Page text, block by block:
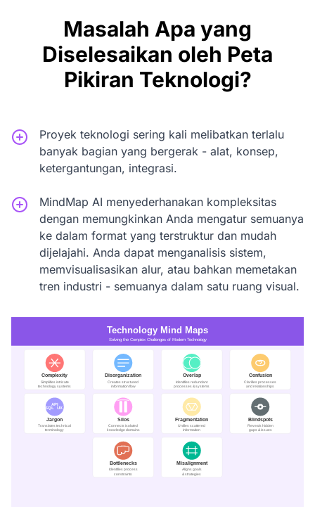
Masalah Apa yang
Diselesaikan oleh Peta
Pikiran Teknologi?
Proyek teknologi sering kali melibatkan terlalu
banyak bagian yang bergerak - alat, konsep,
ketergantungan, integrasi.
MindMap AI menyederhanakan kompleksitas
dengan memungkinkan Anda mengatur semuanya
ke dalam format yang terstruktur dan mudah
dijelajahi. Anda dapat menganalisis sistem,
memvisualisasikan alur, atau bahkan memetakan
tren industri - semuanya dalam satu ruang visual.